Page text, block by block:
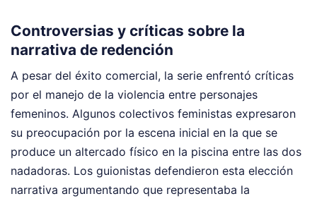
Controversias y críticas sobre la
narrativa de redención
A pesar del éxito comercial, la serie enfrentó críticas
por el manejo de la violencia entre personajes
femeninos. Algunos colectivos feministas expresaron
su preocupación por la escena inicial en la que se
produce un altercado físico en la piscina entre las dos
nadadoras. Los guionistas defendieron esta elección
narrativa argumentando que representaba la